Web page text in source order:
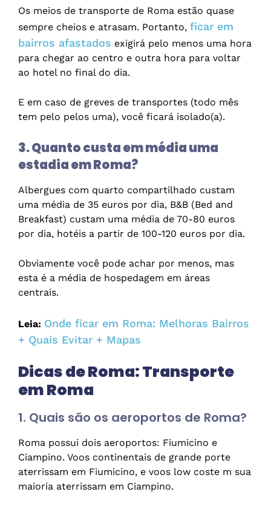
Os meios de transporte de Roma estão quase
sempre cheios e atrasam. Portanto, ficar em
bairros afastados exigirá pelo menos uma hora
para chegar ao centro e outra hora para voltar
ao hotel no final do dia.
E em caso de greves de transportes (todo mês
tem pelo pelos uma), você ficará isolado(a).
3. Quanto custa em média uma
estadia em Roma?
Albergues com quarto compartilhado custam
uma média de 35 euros por dia, B&B (Bed and
Breakfast) custam uma média de 70-80 euros
por dia, hotéis a partir de 100-120 euros por dia.
Obviamente você pode achar por menos, mas
esta é a média de hospedagem em áreas
centrais.
Leia: Onde ficar em Roma: Melhoras Bairros
+ Quais Evitar + Mapas
Dicas de Roma: Transporte
em Roma
1. Quais são os aeroportos de Roma?
Roma possui dois aeroportos: Fiumicino e
Ciampino. Voos continentais de grande porte
aterrissam em Fiumicino, e voos low coste m sua
maioria aterrissam em Ciampino.